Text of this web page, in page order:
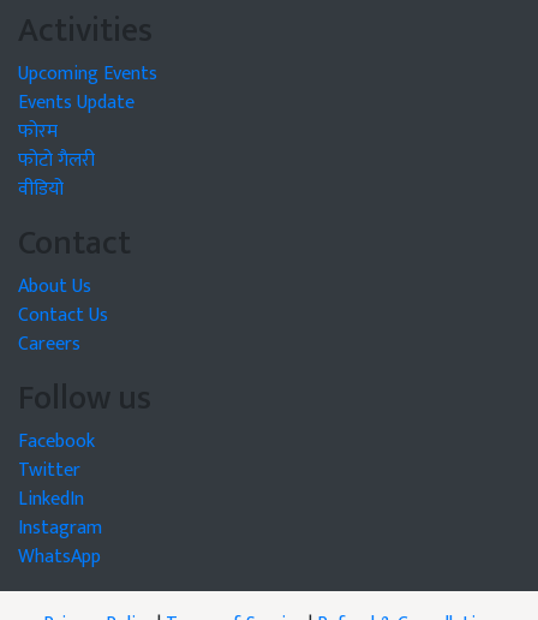
Activities
Upcoming Events
Events Update
फोरम
फोटो गैलरी
वीडियो
Contact
About Us
Contact Us
Careers
Follow us
Facebook
Twitter
LinkedIn
Instagram
WhatsApp